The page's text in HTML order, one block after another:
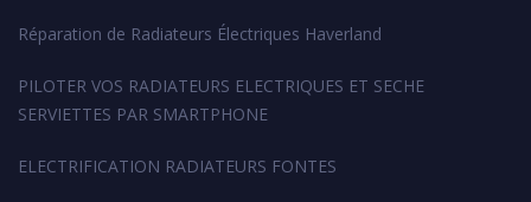
Réparation de Radiateurs Électriques Haverland
PILOTER VOS RADIATEURS ELECTRIQUES ET SECHE
SERVIETTES PAR SMARTPHONE
ELECTRIFICATION RADIATEURS FONTES